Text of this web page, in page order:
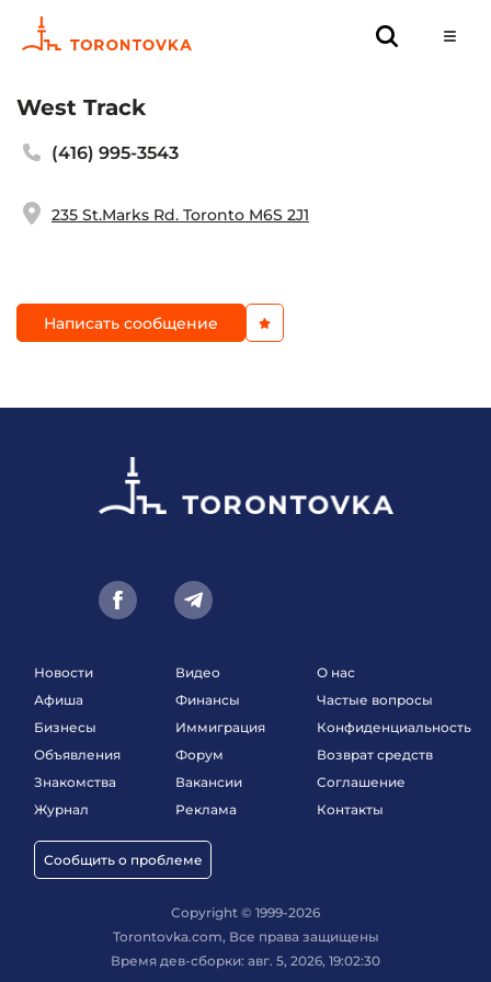
West Track
(416) 995-3543
235 St.Marks Rd. Toronto M6S 2J1
Написать сообщение
Новости
Афиша
Бизнесы
Объявления
Знакомства
Журнал
Сообщить о проблеме
Видео
Финансы
Иммиграция
Форум
Вакансии
Реклама
О нас
Частые вопросы
Конфиденциальность
Возврат средств
Соглашение
Контакты
Copyright © 1999-2026
Torontovka.com, Все права защищены
Время дев-сборки: авг. 5, 2026, 19:02:30